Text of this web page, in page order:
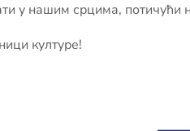
у нашим срцима, потичући
културе!